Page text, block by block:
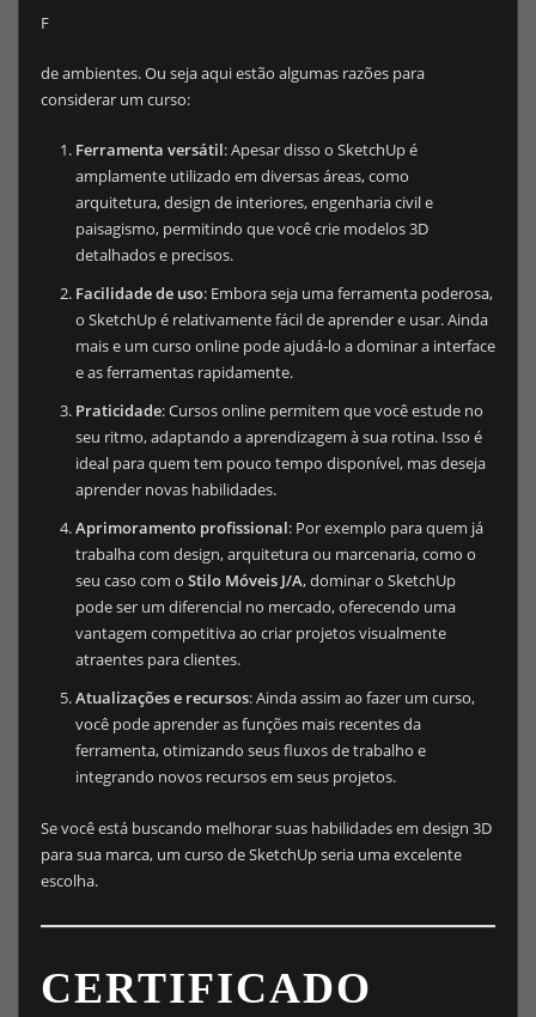
F
de ambientes. Ou seja aqui estão algumas razões para
considerar um curso:
Ferramenta versátil: Apesar disso o SketchUp é
amplamente utilizado em diversas áreas, como
arquitetura, design de interiores, engenharia civil e
paisagismo, permitindo que você crie modelos 3D
detalhados e precisos.
Facilidade de uso: Embora seja uma ferramenta poderosa,
o SketchUp é relativamente fácil de aprender e usar. Ainda
mais e um curso online pode ajudá-lo a dominar a interface
e as ferramentas rapidamente.
Praticidade: Cursos online permitem que você estude no
seu ritmo, adaptando a aprendizagem à sua rotina. Isso é
ideal para quem tem pouco tempo disponível, mas deseja
aprender novas habilidades.
Aprimoramento profissional: Por exemplo para quem já
trabalha com design, arquitetura ou marcenaria, como o
seu caso com oStilo Móveis J/A, dominar o SketchUp
pode ser um diferencial no mercado, oferecendo uma
vantagem competitiva ao criar projetos visualmente
atraentes para clientes.
Atualizações e recursos: Ainda assim ao fazer um curso,
você pode aprender as funções mais recentes da
ferramenta, otimizando seus fluxos de trabalho e
integrando novos recursos em seus projetos.
Se você está buscando melhorar suas habilidades em design 3D
para sua marca, um curso de SketchUp seria uma excelente
escolha.
CERTIFICADO